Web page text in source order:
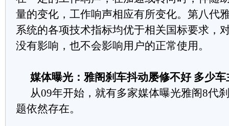
量的变化，工作响声相应有所变化。第八代
系统的各项技术指标均优于相关国标要求，
没有影响，也不会影响用户的正常使用。
媒体曝光：雅阁刹车抖动屡修不好 多少
从09年开始，就有多家媒体曝光雅阁8代
题依然存在。